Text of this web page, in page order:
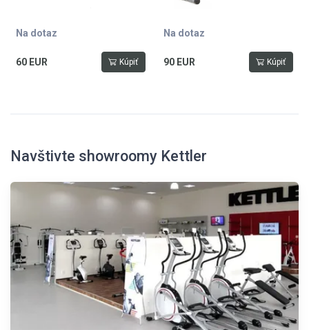
Na dotaz
60 EUR Kúpiť
Na dotaz
90 EUR Kúpiť
Navštivte showroomy Kettler